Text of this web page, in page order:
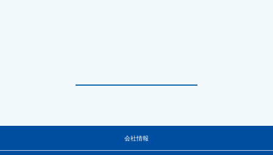
会社情報